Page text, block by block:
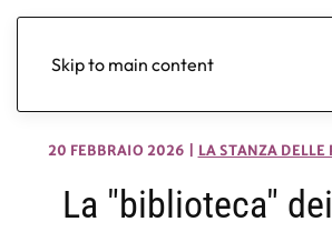
Skip to main content
20 FEBBRAIO 2026 LA STANZA DELLE
La "biblioteca"